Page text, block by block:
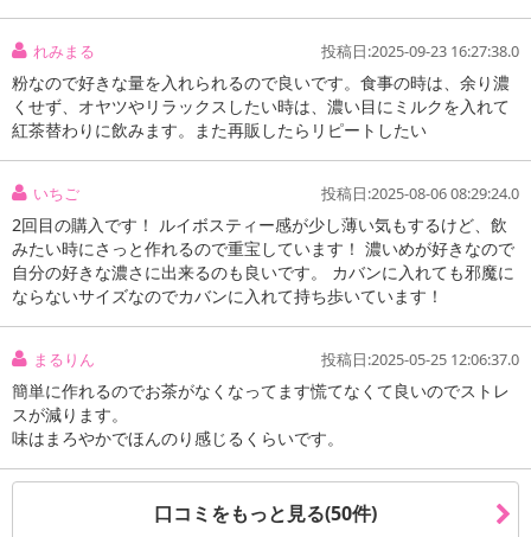
注意事項
お申込みの際は 「商品情報」に記載されている「注意事項」を
必ずご確認ください。
【キャンセルについて】
※お申込み後のキャンセルはお受けできません。
にご納得いただきましたうえでお申し込みください。
れみまる 投稿日:2025-09-23 16:27:38.0
粉なので好きな量を入れられるので良いです。食事の時は、余り濃
くせず、オヤツやリラックスしたい時は、濃い目にミルクを入れて
紅茶替わりに飲みます。また再販したらリピートしたい
いちご 投稿日:2025-08-06 08:29:24.0
2回目の購入です！ ルイボスティー感が少し薄い気もするけど、飲
みたい時にさっと作れるので重宝しています！ 濃いめが好きなので
自分の好きな濃さに出来るのも良いです。 カバンに入れても邪魔に
ならないサイズなのでカバンに入れて持ち歩いています！
まるりん 投稿日:2025-05-25 12:06:37.0
簡単に作れるのでお茶がなくなってます慌てなくて良いのでストレ
スが減ります。
味はまろやかでほんのり感じるくらいです。
口コミをもっと見る(50件)